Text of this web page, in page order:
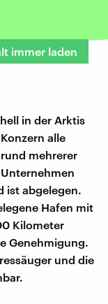
immer laden
in der Arktis
alle
mehrerer
ist abgelegen.
Hafen mit
Kilometer
Genehmigung.
und die